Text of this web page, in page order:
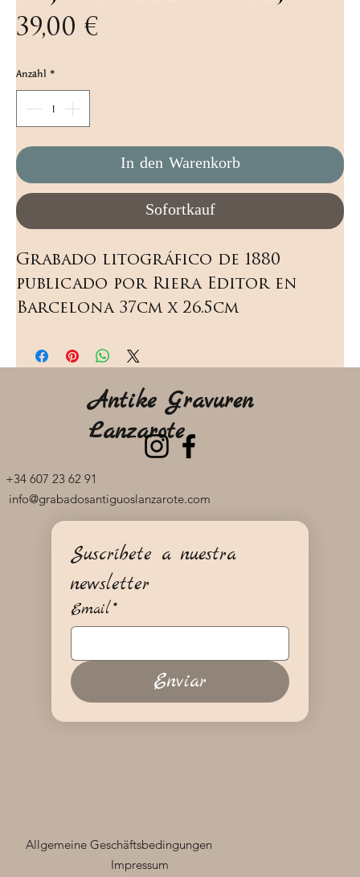
39,00 €
Anzahl *
In den Warenkorb
Sofortkauf
Grabado litográfico de 1880
publicado por Riera Editor en
Barcelona 37cm x 26.5cm
+34 607 23 62 91
info@grabadosantiguoslanzarote.com
Antike Gravuren
Lanzarote
Impressum
Allgemeine Geschäftsbedingungen
Suscríbete a nuestra
newsletter
Email*
Enviar